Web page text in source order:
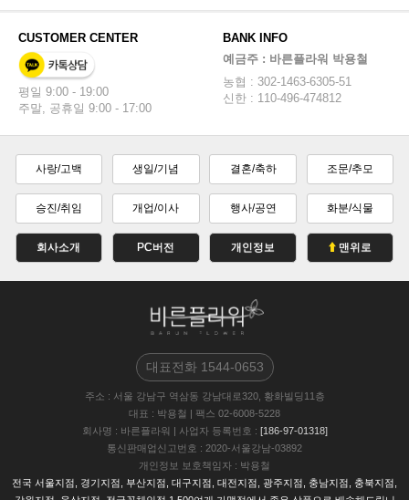
CUSTOMER CENTER
평일 9:00 - 19:00
주말, 공휴일 9:00 - 17:00
BANK INFO
예금주 : 바른플라워 박용철
농협 : 302-1463-6305-51
신한 : 110-496-474812
사랑/고백 생일/기념 결혼/축하 조문/추모
승진/취임 개업/이사 행사/공연 화분/식물
회사소개 PC버전 개인정보 맨위로
대표전화1544-0653
주소 : 서울 강남구 역삼동 강남대로320, 황화빌딩11층
대표 : 박용철 | 팩스 02-6008-5228
회사명 : 바른플라워 | 사업자 등록번호 : [186-97-01318]
통신판매업신고번호 : 2020-서울강남-03892
개인정보 보호책임자 : 박용철
전국 서울지점, 경기지점, 부산지점, 대구지점, 대전지점, 광주지점, 충남지점, 충북지점,